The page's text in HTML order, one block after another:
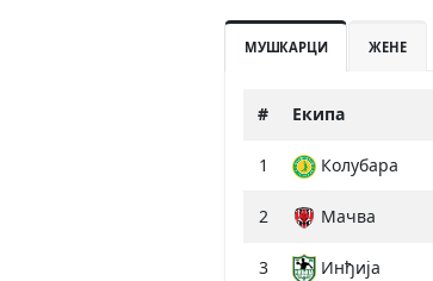
МУШКАРЦИ ЖЕНЕ
# Екипа
1 Колубара
2 Мачва
3 Инђија